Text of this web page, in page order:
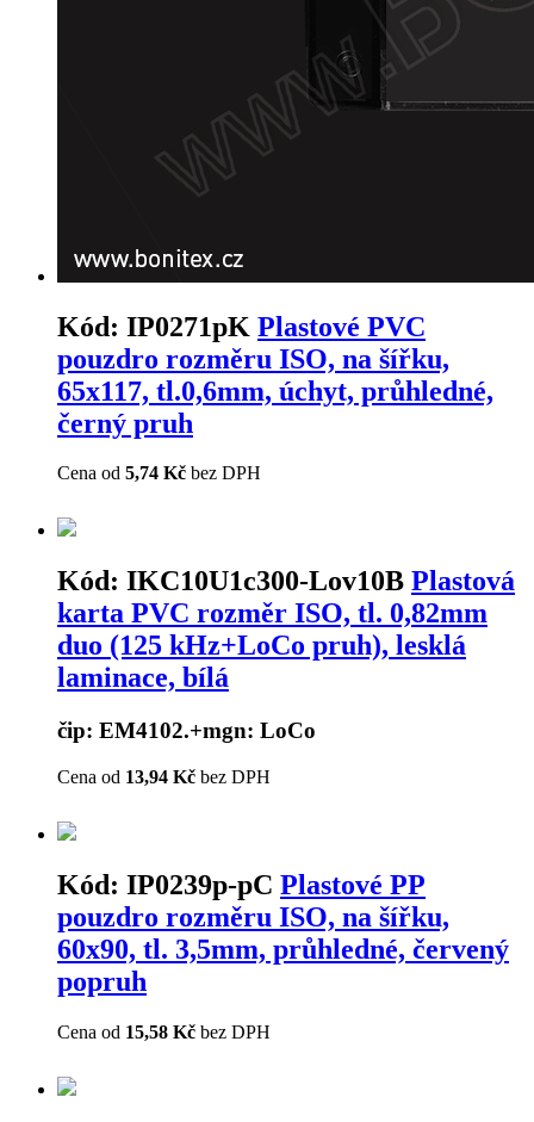
Kód: IP0271pK Plastové PVC
pouzdro rozměru ISO, na šířku,
65x117, tl.0,6mm, úchyt, průhledné,
černý pruh
Cena od 5,74 Kč bez DPH
Kód: IKC10U1c300-Lov10B Plastová
karta PVC rozměr ISO, tl. 0,82mm
duo (125 kHz+LoCo pruh), lesklá
laminace, bílá
čip: EM4102.+mgn: LoCo
Cena od 13,94 Kč bez DPH
Kód: IP0239p-pC Plastové PP
pouzdro rozměru ISO, na šířku,
60x90, tl. 3,5mm, průhledné, červený
popruh
Cena od 15,58 Kč bez DPH